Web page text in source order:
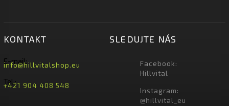
KONTAKT
E-mail:
info@hillvitalshop.eu
Tel.:
+421 904 408 548
SLEDUJTE NÁS
Facebook:
Hillvital
Instagram:
@hillvital_eu